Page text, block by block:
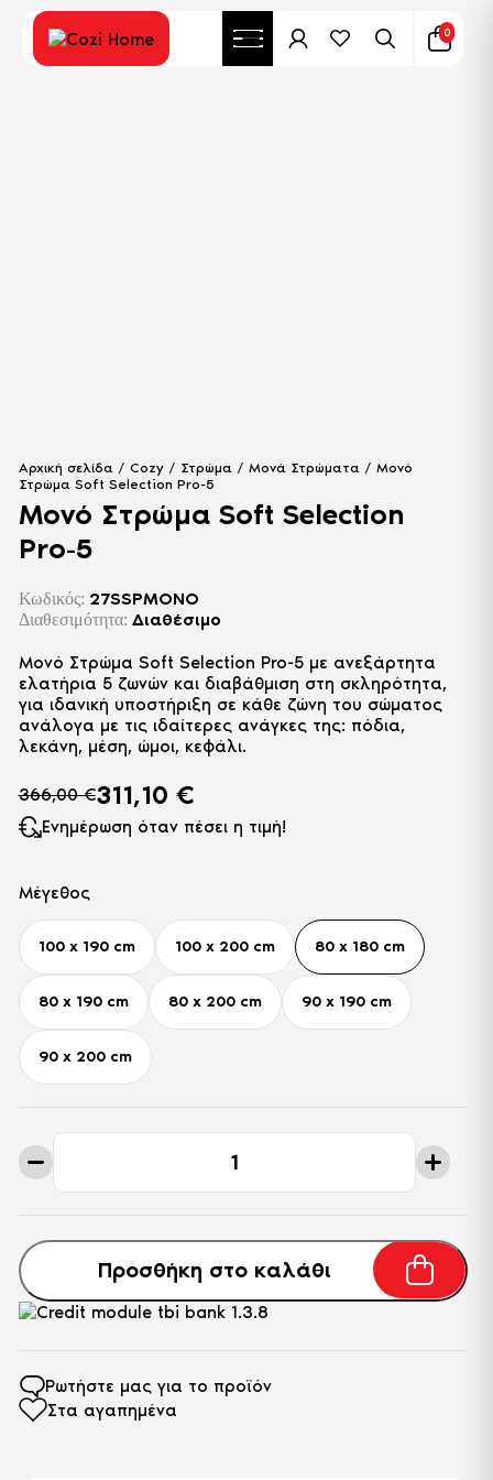
0
Αρχική σελίδα / Cozy/ Στρώμα / Μονά Στρώματα / Μονό
Στρώμα Soft Selection Pro-5
Μονό Στρώμα Soft Selection
Pro-5
Κωδικός: 27SSPMONO
Διαθεσιμότητα: Διαθέσιμο
Ενημέρωση όταν πέσει η τιμή!
Μέγεθος
100 x 190 cm 100 x 200 cm 80 x 180 cm
80 x 190 cm 80 x 200 cm 90 x 190 cm
90 x 200 cm
Μονό
Στρώμα
Soft
5
ποσότηταΠροσθήκη στο καλάθι
Μονό Στρώμα Soft Selection Pro-5 με ανεξάρτητα
ελατήρια 5 ζωνών και διαβάθμιση στη σκληρότητα,
για ιδανική υποστήριξη σε κάθε ζώνη του σώματος
ανάλογα με τις ιδαίτερες ανάγκες της: πόδια,
λεκάνη, μέση, ώμοι, κεφάλι.
Δύο όψεις διαφορετικής σκληρότητας: η μία με
μαλακό αφρό, η άλλη με σκληρό για να επιλέξετε
εσείς τι σας ταιριάζει περισσότερο.
και προστασία από παραμορφώσεις και πλεκτό
ύφασμα με επεξεργασία ενάντια σε ακάρεα και
βακτήρια.
366,00€311,10 €
Ρωτήστε μας για το προϊόν
Στα αγαπημένα